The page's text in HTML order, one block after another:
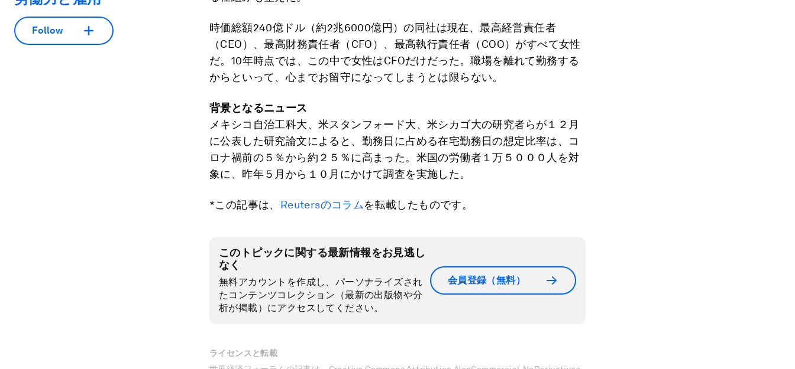
Follow
時価総額240億ドル（約2兆6000億円）の同社は現在、最高経営責任者
（CEO）、最高財務責任者（CFO）、最高執行責任者（COO）がすべて女性
だ。10年時点では、この中で女性はCFOだけだった。職場を離れて勤務する
からといって、心までお留守になってしまうとは限らない。
背景となるニュース
メキシコ自治工科大、米スタンフォード大、米シカゴ大の研究者らが１２月
に公表した研究論文によると、勤務日に占める在宅勤務日の想定比率は、コ
ロナ禍前の５％から約２５％に高まった。米国の労働者１万５０００人を対
象に、昨年５月から１０月にかけて調査を実施した。
*この記事は、 Reutersのコラムを転載したものです。
このトピックに関する最新情報をお見逃し
なく
無料アカウントを作成し、パーソナライズされ
たコンテンツコレクション（最新の出版物や分
析が掲載）にアクセスしてください。
会員登録（無料）
ライセンスと転載